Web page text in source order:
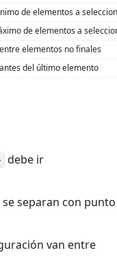
de elementos a
de elementos a
elementos no finales
del último elemento
debe ir
separan con punto
van entre